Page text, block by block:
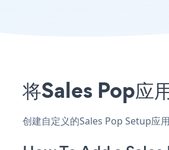
将Sales Pop应
创建自定义的Sales Pop Setup应